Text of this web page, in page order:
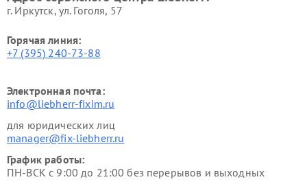
г. Иркутск, ул. ​Гоголя, 57
Горячая линия:
+7 (395) 240-73-88
Электронная почта:
info@liebherr-fixim.ru
для юридических лиц
manager@fix-liebherr.ru
График работы:
ПН-ВСК с 9:00 до 21:00 без перерывов и выходных